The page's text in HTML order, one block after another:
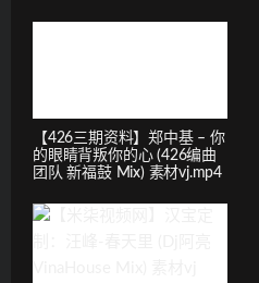
【426三期资料】郑中基 – 你
的眼睛背叛你的心 (426编曲
团队 新福鼓 Mix) 素材vj.mp4